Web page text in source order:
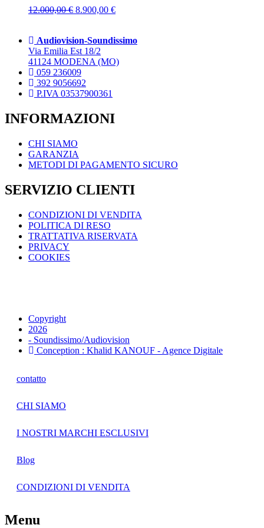
essere
scelte
pagina
del
prodotto
12.000,00€ Il
era:
12.000,00 €.
8.900,00 €Il
è:
Audiovision-Soundissimo
Via Emilia Est 18/2
41124 MODENA (MO)
059 236009
392 9056692
P.IVA 03537900361
INFORMAZIONI
CHI SIAMO
GARANZIA
METODI DI PAGAMENTO SICURO
SERVIZIO CLIENTI
CONDIZIONI DI VENDITA
POLITICA DI RESO
TRATTATIVA RISERVATA
PRIVACY
COOKIES
Copyright
2026
- Soundissimo/Audiovision
Conception : Khalid KANOUF - Agence Digitale
contatto
CHI SIAMO
I NOSTRI MARCHI ESCLUSIVI
Blog
CONDIZIONI DI VENDITA
Menu